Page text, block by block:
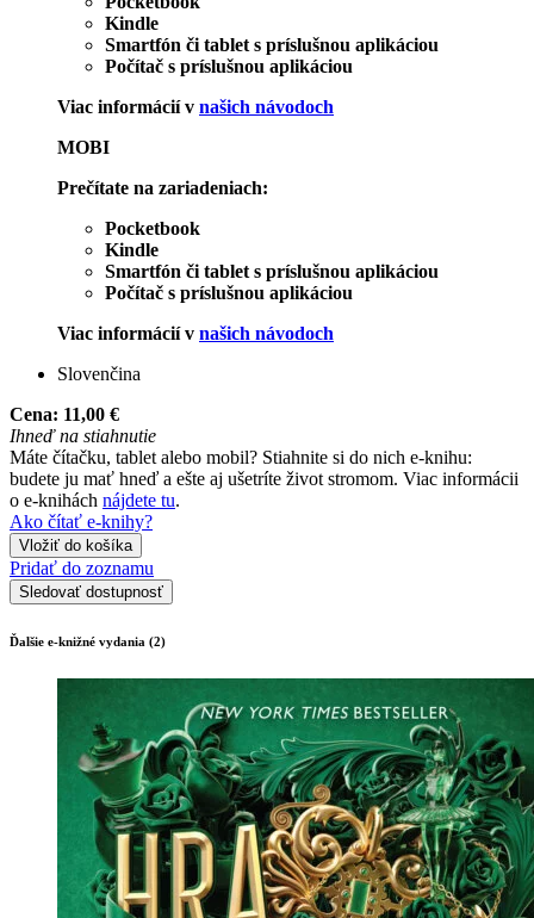
Kindle
Smartfón či tablet s príslušnou aplikáciou
Počítač s príslušnou aplikáciou
Viac informácií v našich návodoch
MOBI
Prečítate na zariadeniach:
Pocketbook
Kindle
Smartfón či tablet s príslušnou aplikáciou
Počítač s príslušnou aplikáciou
Viac informácií v našich návodoch
Slovenčina
Cena: 11,00 €
Ihneď na stiahnutie
Máte čítačku, tablet alebo mobil? Stiahnite si do nich e-knihu:
budete ju mať hneď a ešte aj ušetríte život stromom. Viac informácii
o e-knihách nájdete tu.
Ako čítať e-knihy?
Vložiť do košíka
Pridať do zoznamu
Sledovať dostupnosť
Ďalšie e-knižné vydania (2)